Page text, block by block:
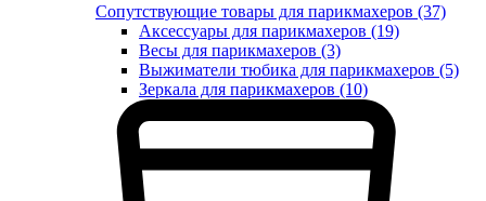
Сопутствующие товары для парикмахеров (37)
Аксессуары для парикмахеров (19)
Весы для парикмахеров (3)
Выжиматели тюбика для парикмахеров (5)
Зеркала для парикмахеров (10)